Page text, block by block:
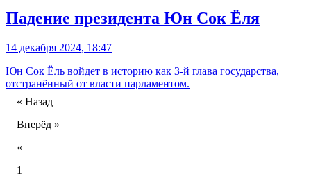
Падение президента Юн Сок Ёля
14 декабря 2024, 18:47
Юн Сок Ёль войдет в историю как 3-й глава государства,
отстранённый от власти парламентом.
« Назад
Вперёд »
«
1